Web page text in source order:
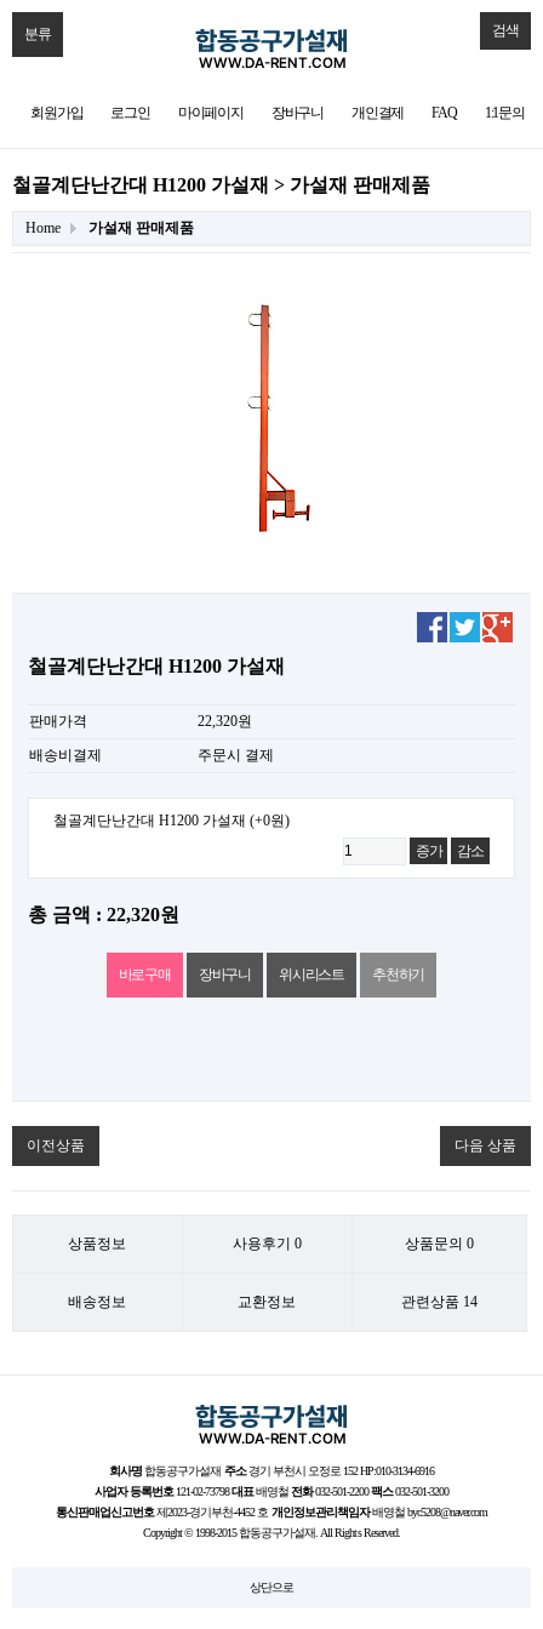
분류 검색
회원가입 로그인 마이페이지 장바구니 개인결제 FAQ 1:1문의
철골계단난간대 H1200 가설재 > 가설재 판매제품
Home 가설재 판매제품
철골계단난간대 H1200 가설재
판매가격
22,320원
배송비결제
주문시 결제
철골계단난간대 H1200 가설재 (+0원)
증가
감소
총 금액 : 22,320원
위시리스트 추천하기
이전상품 다음 상품
상품정보 사용후기 0 상품문의 0
배송정보 교환정보 관련상품 14
회사명합동공구가설재 주소경기 부천시 오정로 152 HP:010-3134-6916
사업자 등록번호121-02-73798대표배영철전화032-501-2200팩스032-501-3200
통신판매업신고번호제2023-경기부천-4452 호 개인정보관리책임자배영철 byc5208@naver.com
Copyright © 1998-2015 합동공구가설재. All Rights Reserved.
상단으로